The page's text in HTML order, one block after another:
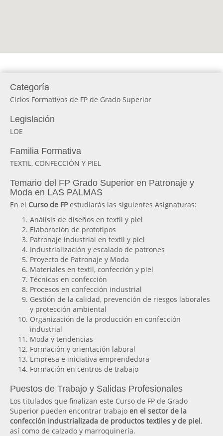
Categoría
Ciclos Formativos de FP de Grado Superior
Legislación
LOE
Familia Formativa
TEXTIL, CONFECCIÓN Y PIEL
Temario del FP Grado Superior en Patronaje y
Moda en LAS PALMAS
En el Curso de FPestudiarás las siguientes Asignaturas:
Análisis de diseños en textil y piel
Elaboración de prototipos
Patronaje industrial en textil y piel
Industrialización y escalado de patrones
Proyecto de Patronaje y Moda
Materiales en textil, confección y piel
Técnicas en confección
Procesos en confección industrial
Gestión de la calidad, prevención de riesgos laborales
y protección ambiental
Organización de la producción en confección
industrial
Moda y tendencias
Formación y orientación laboral
Empresa e iniciativa emprendedora
Formación en centros de trabajo
Puestos de Trabajo y Salidas Profesionales
Los titulados que finalizan este Curso de FP de Grado
Superior pueden encontrar trabajo en el sector de la
confección industrializada de productos textiles y de piel,
así como de calzado y marroquinería.